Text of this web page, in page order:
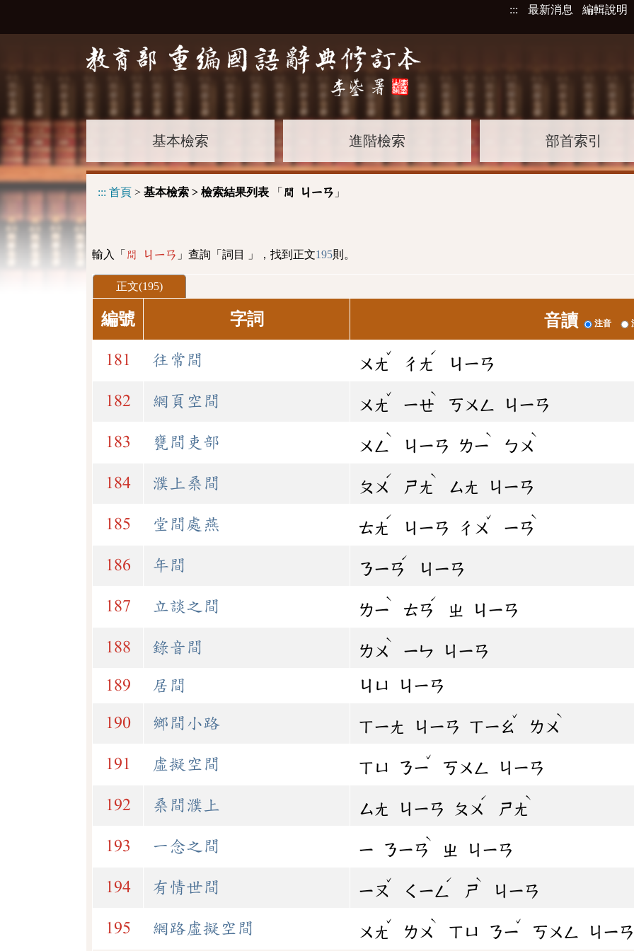
::: 最新消息 編輯說明
基本檢索 進階檢索 部首索引
::: 首頁 > 基本檢索 > 檢索結果列表 「 間 ㄐㄧㄢ 」
輸入「 間 ㄐㄧㄢ 」查詢「詞目 」，找到正文195則。
正文(195)
編號 字詞 音讀 注音
181 往常間 ㄨㄤ
ˇ
ㄔㄤ
ˊ
ㄐㄧㄢ
182 網頁空間 ㄨㄤ
ˇ
ㄧㄝ
ˋ
ㄎㄨㄥ ㄐㄧㄢ
183 甕間吏部 ㄨㄥ
ˋ
ㄐㄧㄢ ㄌㄧ
ˋ
ㄅㄨ
ˋ
184 濮上桑間 ㄆㄨ
ˊ
ㄕㄤ
ˋ
ㄙㄤ ㄐㄧㄢ
185 堂間處燕 ㄊㄤ
ˊ
ㄐㄧㄢ ㄔㄨ
ˇ
ㄧㄢ
ˋ
186 年間 ㄋㄧㄢ
ˊ
ㄐㄧㄢ
187 立談之間 ㄌㄧ
ˋ
ㄊㄢ
ˊ
ㄓ ㄐㄧㄢ
188 錄音間 ㄌㄨ
ˋ
ㄧㄣ ㄐㄧㄢ
189 居間 ㄐㄩ ㄐㄧㄢ
190 鄉間小路 ㄒㄧㄤ ㄐㄧㄢ ㄒㄧㄠ
ˇ
ㄌㄨ
ˋ
191 虛擬空間 ㄒㄩ ㄋㄧ
ˇ
ㄎㄨㄥ ㄐㄧㄢ
192 桑間濮上 ㄙㄤ ㄐㄧㄢ ㄆㄨ
ˊ
ㄕㄤ
ˋ
193 一念之間 ㄧ ㄋㄧㄢ
ˋ
ㄓ ㄐㄧㄢ
194 有情世間 ㄧㄡ
ˇ
ㄑㄧㄥ
ˊ
ㄕ
ˋ
ㄐㄧㄢ
195 網路虛擬空間 ㄨㄤ
ˇ
ㄌㄨ
ˋ
ㄒㄩ ㄋㄧ
ˇ
ㄎㄨㄥ ㄐㄧ